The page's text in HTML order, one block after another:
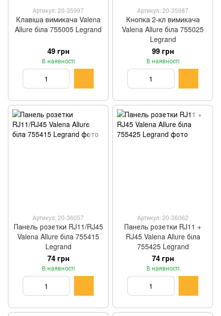
Артикул: 20-35997
Клавіша вимикача Valena
Allure біла 755005 Legrand
49 грн
В наявності
Артикул: 20-35987
Кнопка 2-кл вимикача
Valena Allure біла 755025
Legrand
99 грн
В наявності
Артикул: 20-36057
Панель розетки RJ11/RJ45
Valena Allure біла 755415
Legrand
74 грн
В наявності
Артикул: 20-36062
Панель розетки RJ11 +
RJ45 Valena Allure біла
755425 Legrand
74 грн
В наявності